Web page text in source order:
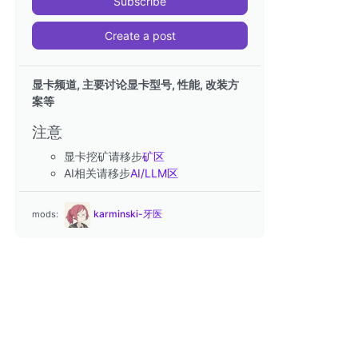
Create a post
显卡频道, 主要讨论显卡型号, 性能, 改装方
案等
注意
显卡挖矿请移步矿区
AI相关请移步AI/LLM区
mods: karminski-牙医